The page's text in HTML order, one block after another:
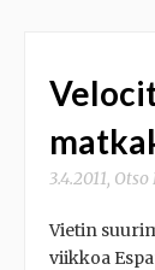
3.4.2011, Otso
Vietin
viikkoa